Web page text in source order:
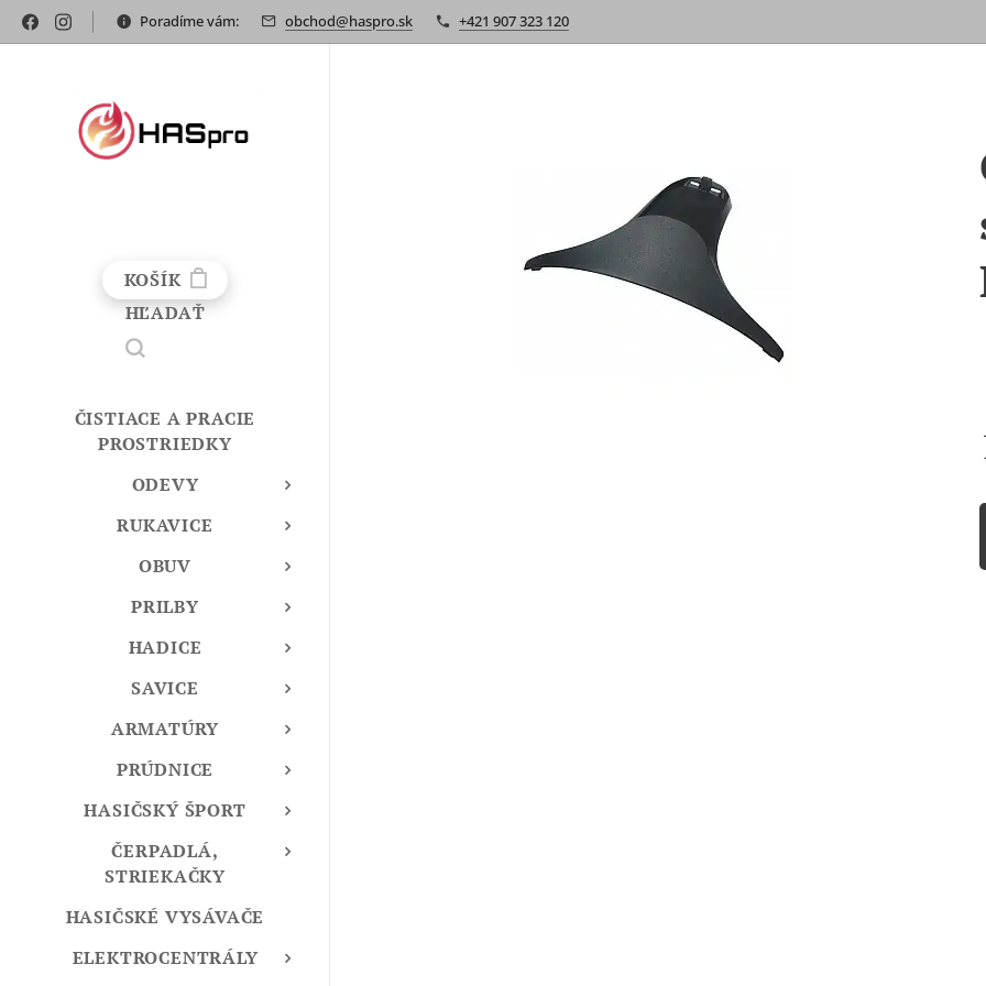
Poradíme vám: obchod@haspro.sk +421 907 323 120
KOŠÍK
HĽADAŤ
ČISTIACE A PRACIE
PROSTRIEDKY
ODEVY
RUKAVICE
OBUV
PRILBY
HADICE
SAVICE
ARMATÚRY
PRÚDNICE
HASIČSKÝ ŠPORT
ČERPADLÁ,
STRIEKAČKY
HASIČSKÉ VYSÁVAČE
ELEKTROCENTRÁLY